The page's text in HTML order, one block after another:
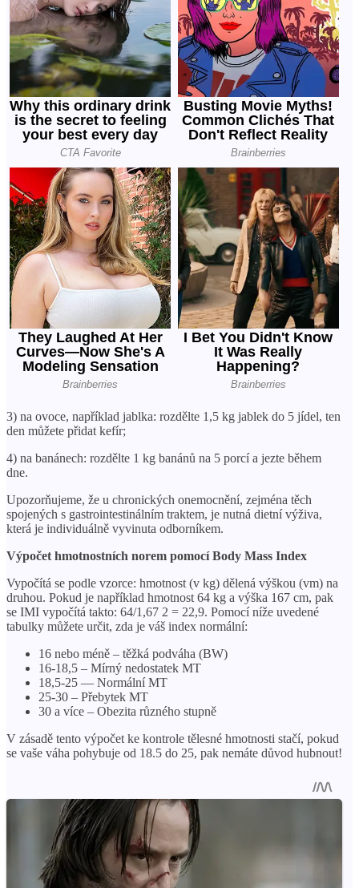
3) na ovoce, například jablka: rozdělte 1,5 kg jablek do 5 jídel, ten
den můžete přidat kefír;
4) na banánech: rozdělte 1 kg banánů na 5 porcí a jezte během
dne.
Upozorňujeme, že u chronických onemocnění, zejména těch
spojených s gastrointestinálním traktem, je nutná dietní výživa,
která je individuálně vyvinuta odborníkem.
Výpočet hmotnostních norem pomocí Body Mass Index
Vypočítá se podle vzorce: hmotnost (v kg) dělená výškou (vm) na
druhou. Pokud je například hmotnost 64 kg a výška 167 cm, pak
se IMI vypočítá takto: 64/1,67 2 = 22,9. Pomocí níže uvedené
tabulky můžete určit, zda je váš index normální:
16 nebo méně – těžká podváha (BW)
16-18,5 – Mírný nedostatek MT
18,5-25 — Normální MT
25-30 – Přebytek MT
30 a více – Obezita různého stupně
V zásadě tento výpočet ke kontrole tělesné hmotnosti stačí, pokud
se vaše váha pohybuje od 18.5 do 25, pak nemáte důvod hubnout!